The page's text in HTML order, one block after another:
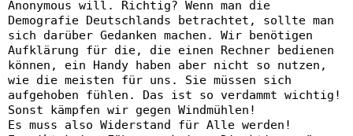
Anonymous will. Richtig? Wenn man die
Demografie Deutschlands betrachtet, sollte man
sich darüber Gedanken machen. Wir benötigen
Aufklärung für die, die einen Rechner bedienen
können, ein Handy haben aber nicht so nutzen,
wie die meisten für uns. Sie müssen sich
aufgehoben fühlen. Das ist so verdammt wichtig!
Sonst kämpfen wir gegen Windmühlen!
Es muss also Widerstand für Alle werden!